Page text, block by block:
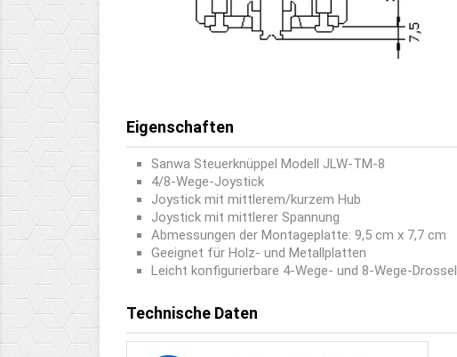
Eigenschaften
Sanwa Steuerknüppel Modell JLW-TM-8
4/8-Wege-Joystick
Joystick mit mittlerem/kurzem Hub
Joystick mit mittlerer Spannung
Abmessungen der Montageplatte: 9,5 cm x 7,7 cm
Geeignet für Holz- und Metallplatten
Leicht konfigurierbare 4-Wege- und 8-Wege-Drossel
Technische Daten